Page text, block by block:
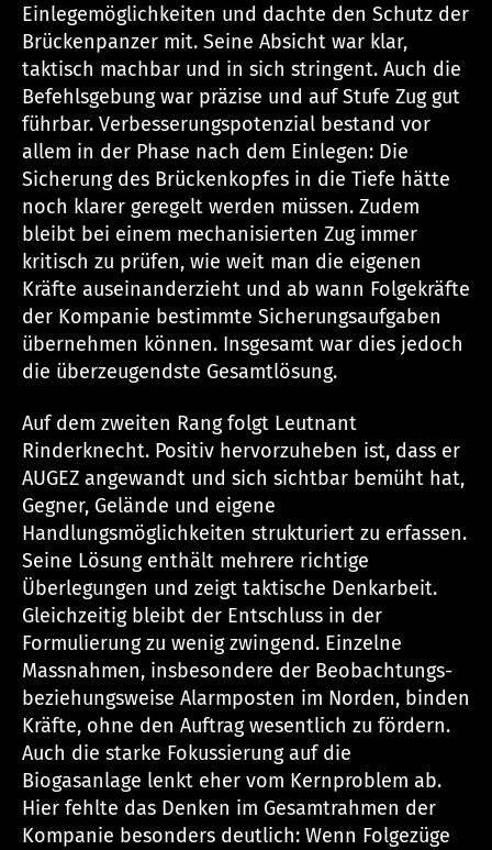
Einlegemöglichkeiten und dachte den Schutz der
Brückenpanzer mit. Seine Absicht war klar,
taktisch machbar und in sich stringent. Auch die
Befehlsgebung war präzise und auf Stufe Zug gut
führbar. Verbesserungspotenzial bestand vor
allem in der Phase nach dem Einlegen: Die
Sicherung des Brückenkopfes in die Tiefe hätte
noch klarer geregelt werden müssen. Zudem
bleibt bei einem mechanisierten Zug immer
kritisch zu prüfen, wie weit man die eigenen
Kräfte auseinanderzieht und ab wann Folgekräfte
der Kompanie bestimmte Sicherungsaufgaben
übernehmen können. Insgesamt war dies jedoch
die überzeugendste Gesamtlösung.
Auf dem zweiten Rang folgt Leutnant
Rinderknecht. Positiv hervorzuheben ist, dass er
AUGEZ angewandt und sich sichtbar bemüht hat,
Gegner, Gelände und eigene
Handlungsmöglichkeiten strukturiert zu erfassen.
Seine Lösung enthält mehrere richtige
Überlegungen und zeigt taktische Denkarbeit.
Gleichzeitig bleibt der Entschluss in der
Formulierung zu wenig zwingend. Einzelne
Massnahmen, insbesondere der Beobachtungs-
beziehungsweise Alarmposten im Norden, binden
Kräfte, ohne den Auftrag wesentlich zu fördern.
Auch die starke Fokussierung auf die
Biogasanlage lenkt eher vom Kernproblem ab.
Hier fehlte das Denken im Gesamtrahmen der
Kompanie besonders deutlich: Wenn Folgezüge